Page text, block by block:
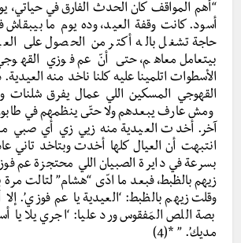
“أهم المواقف كان الحدث الفارق في حياتي،
أسود. كانت وقفة العيد، وده يوم ما
حاجة تشغل باله أكتر من الحصول على
بيتعامل معاهم، حتى أنّ عم فوزي
الأسطوات اتلمينا عليه كلنا ناخد منه
القهوجي المسكين اللي عمال يفرق شلنات
ومش عارف يبعدهم ولا حتّى ينظمهم في
آخر. أخدت العيدية منه زيي زي أي صبي
انتبهت أن العيال كلها أخدت وبتاخد
بسرعة في دايرة الصبيان اللي محتجزة عم
زيهم بالظبط، فبعد ما ادّى “هشام” لتالت مرة
وقلت زيهم بالظبط: ‘العيدية يا عم فوزي’.
بصة اللص المَفقوس ورد عليا: ‘اجري يلا يا
مديك’. ” *(4)